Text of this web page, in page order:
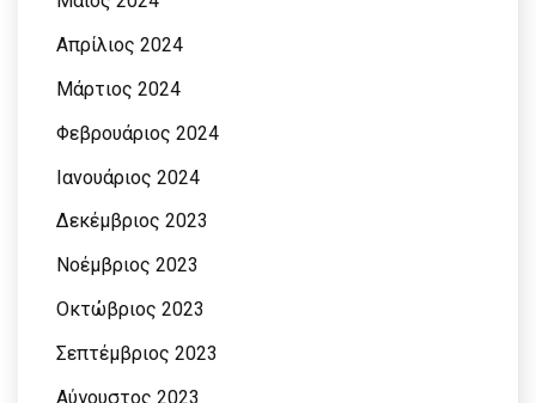
Απρίλιος 2024
Μάρτιος 2024
Φεβρουάριος 2024
Ιανουάριος 2024
Δεκέμβριος 2023
Νοέμβριος 2023
Οκτώβριος 2023
Σεπτέμβριος 2023
Αύγουστος 2023